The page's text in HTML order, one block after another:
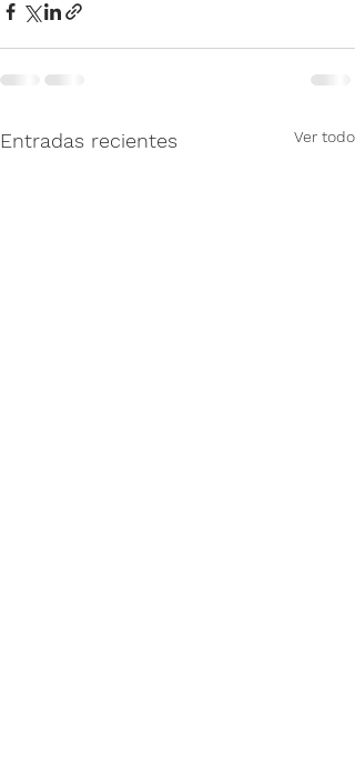
Entradas recientes Ver todo